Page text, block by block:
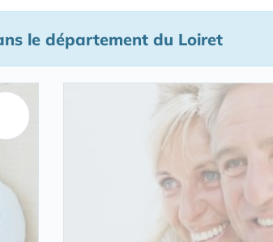
le département du Loiret